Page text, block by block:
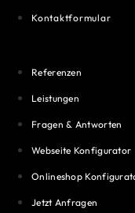
Kontaktformular
Referenzen
Leistungen
Fragen & Antworten
Webseite Konfigurator
Onlineshop
Jetzt Anfragen